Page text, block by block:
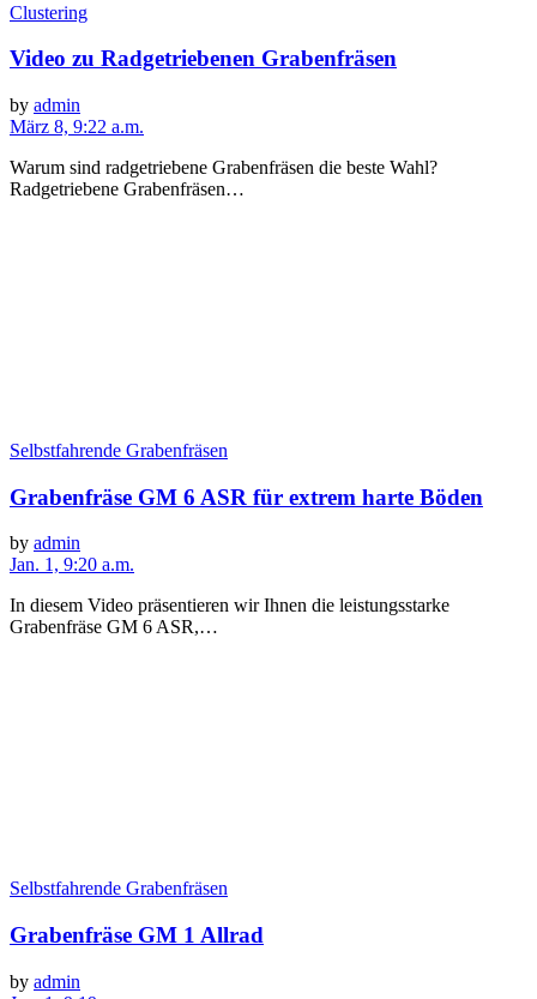
Clustering
Video zu Radgetriebenen Grabenfräsen
by admin
März 8, 9:22 a.m.
Warum sind radgetriebene Grabenfräsen die beste Wahl?
Radgetriebene Grabenfräsen…
Selbstfahrende Grabenfräsen
Grabenfräse GM 6 ASR für extrem harte Böden
by admin
Jan. 1, 9:20 a.m.
In diesem Video präsentieren wir Ihnen die leistungsstarke
Grabenfräse GM 6 ASR,…
Selbstfahrende Grabenfräsen
Grabenfräse GM 1 Allrad
by admin